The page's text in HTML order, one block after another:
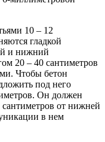
10 – 12
гладкой
и нижний
20 – 40 сантиметров
Чтобы бетон
под него
Он должен
от нижней
в нем